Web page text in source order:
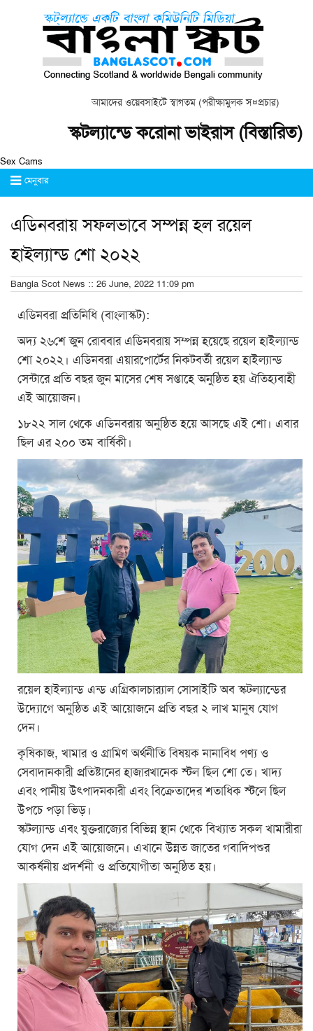
আমাদের ওয়েবসাইটে স্বাগতম (পরীক্ষামুলক স¤প্রচার)
স্কটল্যান্ডে করোনা ভাইরাস (বিস্তারিত)
Sex Cams
মেনুবার
এডিনবরায় সফলভাবে সম্পন্ন হল রয়েল
হাইল্যান্ড শো ২০২২
Bangla Scot News :: 26 June, 2022 11:09 pm
এডিনবরা প্রতিনিধি (বাংলাস্কট):
অদ্য ২৬শে জুন রোববার এডিনবরায় সম্পন্ন হয়েছে রয়েল হাইল্যান্ড
শো ২০২২। এডিনবরা এয়ারপোর্টের নিকটবর্তী রয়েল হাইল্যান্ড
সেন্টারে প্রতি বছর জুন মাসের শেষ সপ্তাহে অনুষ্ঠিত হয় ঐতিহ্যবাহী
এই আয়োজন।
১৮২২ সাল থেকে এডিনবরায় অনুষ্ঠিত হয়ে আসছে এই শো। এবার
ছিল এর ২০০ তম বার্ষিকী।
রয়েল হাইল্যান্ড এন্ড এগ্রিকালচার‌্যাল সোসাইটি অব স্কটল্যান্ডের
উদ্যোগে অনুষ্ঠিত এই আয়োজনে প্রতি বছর ২ লাখ মানুষ যোগ
দেন।
কৃষিকাজ, খামার ও গ্রামিণ অর্থনীতি বিষয়ক নানাবিধ পণ্য ও
সেবাদানকারী প্রতিষ্টানের হাজারখানেক স্টল ছিল শো তে। খাদ্য
এবং পানীয় উৎপাদনকারী এবং বিক্রেতাদের শতাধিক স্টলে ছিল
উপচে পড়া ভিড়।
স্কটল্যান্ড এবং যুক্তরাজ্যের বিভিন্ন স্থান থেকে বিখ্যাত সকল খামারীরা
যোগ দেন এই আয়োজনে। এখানে উন্নত জাতের গবাদিপশুর
আকর্ষনীয় প্রদর্শনী ও প্রতিযোগীতা অনুষ্ঠিত হয়।